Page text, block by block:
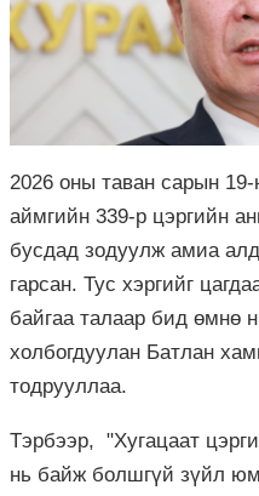
2026 оны таван сарын
аймгийн 339-р цэргийн
бусдад зодуулж амиа
гарсан. Тус хэргийг
байгаа талаар бид өмнө
холбогдуулан Батлан
тодрууллаа.
Тэрбээр, "Хугацаат
нь байж болшгүй зүйл